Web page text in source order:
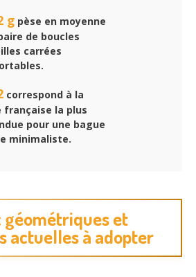
gpèse en moyenne
de boucles
carrées
correspond à la
française la plus
pour une bague
minimaliste.
géométriques et
actuelles à adopter